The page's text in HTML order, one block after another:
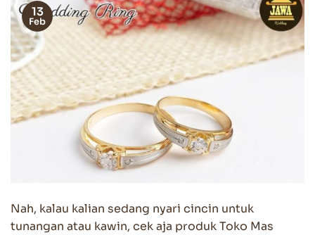
13
Feb
Nah, kalau kalian sedang nyari cincin untuk
tunangan atau kawin, cek aja produk Toko Mas